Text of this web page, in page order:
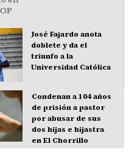
José Fajardo anota
doblete y da el
triunfo a la
Universidad Católica
Condenan a 104 años
de prisión a pastor
por abusar de sus
dos hijas e hijastra
en El Chorrillo